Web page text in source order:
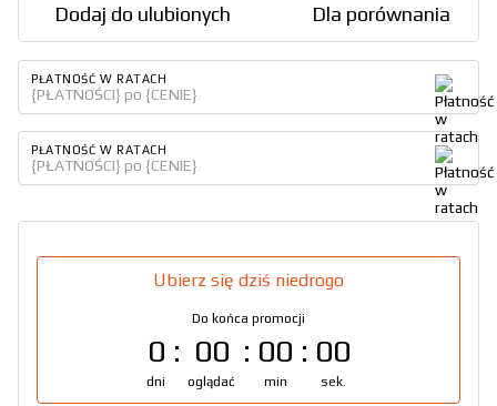
Dodaj do ulubionych Dla porównania
PŁATNOŚĆ W RATACH
{PŁATNOŚCI} po {CENIE}
PŁATNOŚĆ W RATACH
{PŁATNOŚCI} po {CENIE}
Ubierz się dziś niedrogo
Do końca promocji
0
dni
00
oglądać
00
min
00
sek.